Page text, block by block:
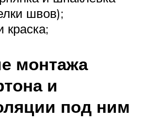
швов);
монтажа
и
под ним